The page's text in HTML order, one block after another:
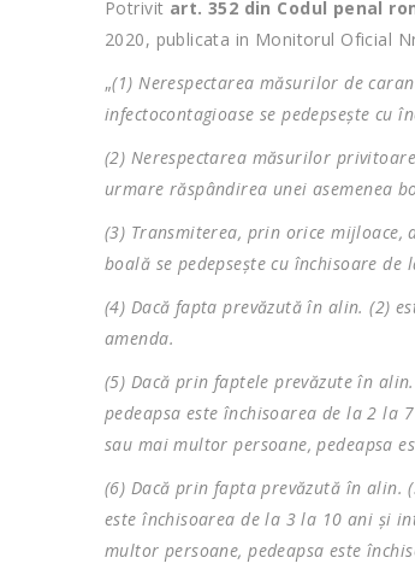
Potrivit art. 352 din Codul penal
2020, publicata in Monitorul Oficial
„(1) Nerespectarea măsurilor de
infectocontagioase se pedepseşte cu
(2) Nerespectarea măsurilor
urmare răspândirea unei asemenea
(3) Transmiterea, prin orice mijloace,
boală se pedepseşte cu închisoare
(4) Dacă fapta prevăzută în alin. (2)
amenda.
(5) Dacă prin faptele prevăzute în
pedeapsa este închisoarea de la 2
sau mai multor persoane, pedeapsa
(6) Dacă prin fapta prevăzută în alin.
este închisoarea de la 3 la 10 ani şi
multor persoane, pedeapsa este